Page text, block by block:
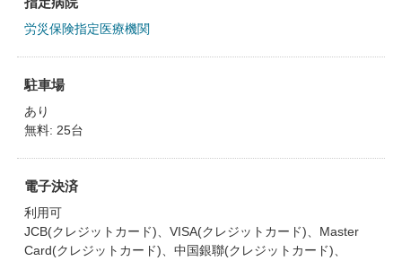
労災保険指定医療機関
駐車場
あり
無料: 25台
電子決済
利用可
JCB(クレジットカード)、VISA(クレジットカード)、Master
Card(クレジットカード)、中国銀聯(クレジットカード)、